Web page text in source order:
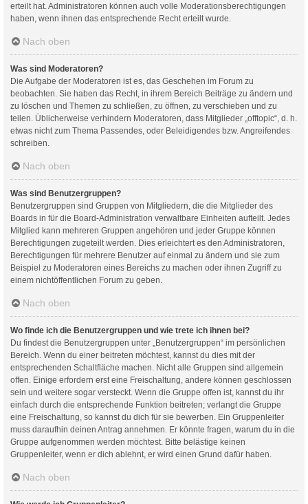
erteilt hat. Administratoren können auch volle Moderationsberechtigungen
haben, wenn ihnen das entsprechende Recht erteilt wurde.
Nach oben
Was sind Moderatoren?
Die Aufgabe der Moderatoren ist es, das Geschehen im Forum zu
beobachten. Sie haben das Recht, in ihrem Bereich Beiträge zu ändern und
zu löschen und Themen zu schließen, zu öffnen, zu verschieben und zu
teilen. Üblicherweise verhindern Moderatoren, dass Mitglieder „offtopic“, d. h.
etwas nicht zum Thema Passendes, oder Beleidigendes bzw. Angreifendes
schreiben.
Nach oben
Was sind Benutzergruppen?
Benutzergruppen sind Gruppen von Mitgliedern, die die Mitglieder des
Boards in für die Board-Administration verwaltbare Einheiten aufteilt. Jedes
Mitglied kann mehreren Gruppen angehören und jeder Gruppe können
Berechtigungen zugeteilt werden. Dies erleichtert es den Administratoren,
Berechtigungen für mehrere Benutzer auf einmal zu ändern und sie zum
Beispiel zu Moderatoren eines Bereichs zu machen oder ihnen Zugriff zu
einem nichtöffentlichen Forum zu geben.
Nach oben
Wo finde ich die Benutzergruppen und wie trete ich ihnen bei?
Du findest die Benutzergruppen unter „Benutzergruppen“ im persönlichen
Bereich. Wenn du einer beitreten möchtest, kannst du dies mit der
entsprechenden Schaltfläche machen. Nicht alle Gruppen sind allgemein
offen. Einige erfordern erst eine Freischaltung, andere können geschlossen
sein und weitere sogar versteckt. Wenn die Gruppe offen ist, kannst du ihr
einfach durch die entsprechende Funktion beitreten; verlangt die Gruppe
eine Freischaltung, so kannst du dich für sie bewerben. Ein Gruppenleiter
muss daraufhin deinen Antrag annehmen. Er könnte fragen, warum du in die
Gruppe aufgenommen werden möchtest. Bitte belästige keinen
Gruppenleiter, wenn er dich ablehnt, er wird einen Grund dafür haben.
Nach oben